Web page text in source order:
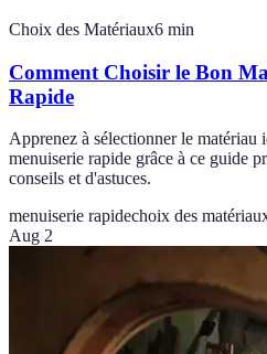
Choix des Matériaux6 min
Comment Choisir le Bon
Rapide
Apprenez à sélectionner le matériau
menuiserie rapide grâce à ce guide
conseils et d'astuces.
menuiserie rapidechoix des
Aug 2